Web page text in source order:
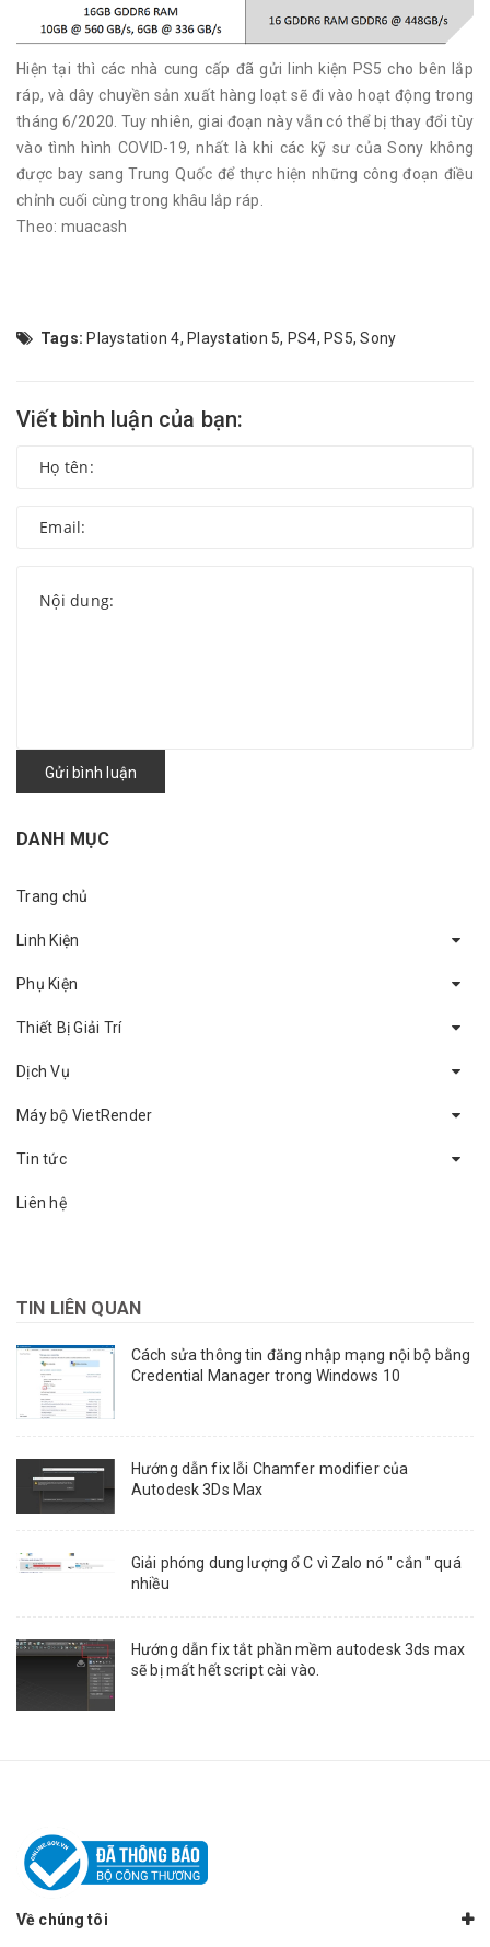
Hiện tại thì các nhà cung cấp đã gửi linh kiện PS5 cho bên lắp
ráp, và dây chuyền sản xuất hàng loạt sẽ đi vào hoạt động trong
tháng 6/2020. Tuy nhiên, giai đoạn này vẫn có thể bị thay đổi tùy
vào tình hình COVID-19, nhất là khi các kỹ sư của Sony không
được bay sang Trung Quốc để thực hiện những công đoạn điều
chỉnh cuối cùng trong khâu lắp ráp.
Theo: muacash
Tags: Playstation 4, Playstation 5, PS4, PS5,Sony
Viết bình luận của bạn:
Gửi bình luận
DANH MỤC
Trang chủ
Linh Kiện
Phụ Kiện
Thiết Bị Giải Trí
Dịch Vụ
Máy bộ VietRender
Tin tức
Liên hệ
TIN LIÊN QUAN
Cách sửa thông tin đăng nhập mạng nội bộ bằng
Credential Manager trong Windows 10
Hướng dẫn fix lỗi Chamfer modifier của
Autodesk 3Ds Max
Giải phóng dung lượng ổ C vì Zalo nó " cắn " quá
nhiều
Hướng dẫn fix tắt phần mềm autodesk 3ds max
sẽ bị mất hết script cài vào.
Về chúng tôi